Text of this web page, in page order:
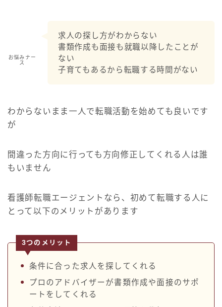
お悩みナー
ス
求人の探し方がわからない
書類作成も面接も就職以降したことが
ない
子育てもあるから転職する時間がない
わからないまま一人で転職活動を始めても良いです
が
間違った方向に行っても方向修正してくれる人は誰
もいません
看護師転職エージェントなら、初めて転職する人に
とって以下のメリットがあります
3つのメリット
条件に合った求人を探してくれる
プロのアドバイザーが書類作成や面接のサポ
ートをしてくれる